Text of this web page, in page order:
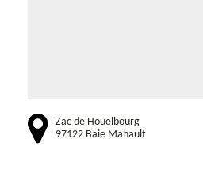
Zac de Houelbourg
97122 Baie Mahault